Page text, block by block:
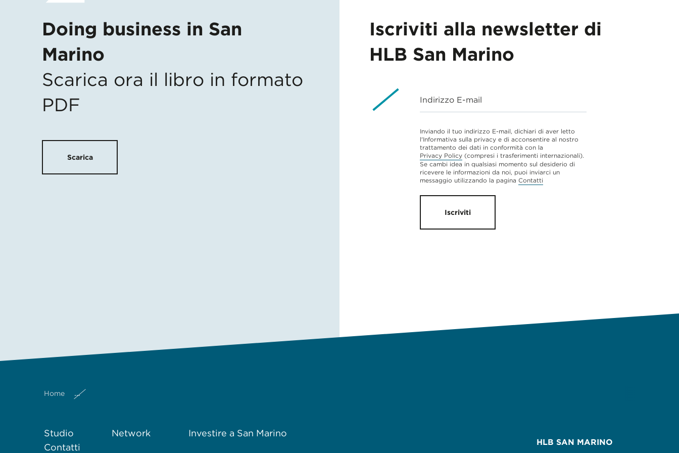
Doing business in San
Marino
Scarica ora il libro in formato
PDF
Scarica
Iscriviti alla newsletter di
HLB San Marino
Indirizzo E-mail
Inviando il tuo indirizzo E-mail, dichiari di aver letto
l'Informativa sulla privacy e di acconsentire al nostro
trattamento dei dati in conformità con la
Privacy Policy (compresi i trasferimenti internazionali).
Se cambi idea in qualsiasi momento sul desiderio di
ricevere le informazioni da noi, puoi inviarci un
messaggio utilizzando la pagina Contatti
Iscriviti
Home
Studio Network
Investire a San Marino
Contatti
HLB SAN MARINO